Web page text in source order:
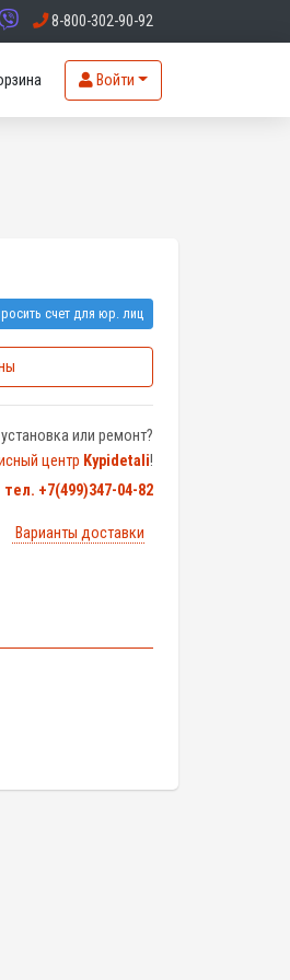
8-800-302-90-92
Войти
счет для юр. лиц
или ремонт?
центр Kypidetali!
тел. +7(499)347-04-82
Варианты доставки